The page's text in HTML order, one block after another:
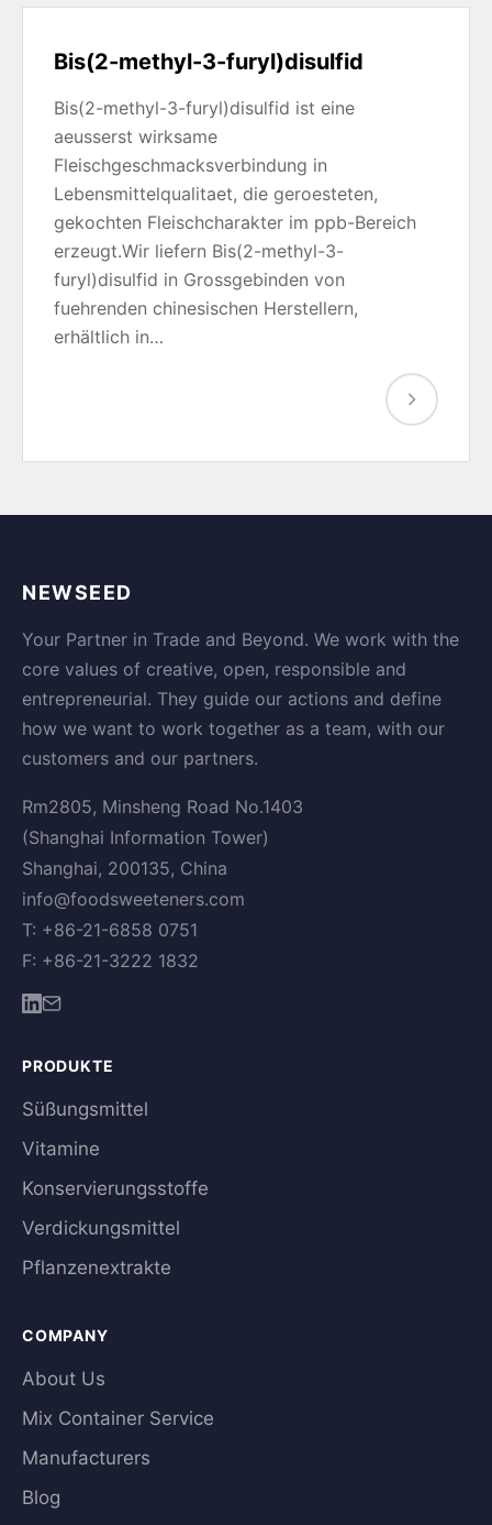
Bis(2-methyl-3-furyl)disulfid
Bis(2-methyl-3-furyl)disulfid ist eine
aeusserst wirksame
Fleischgeschmacksverbindung in
Lebensmittelqualitaet, die geroesteten,
gekochten Fleischcharakter im ppb-Bereich
erzeugt.Wir liefern Bis(2-methyl-3-
furyl)disulfid in Grossgebinden von
fuehrenden chinesischen Herstellern,
erhältlich in…
NEWSEED
Your Partner in Trade and Beyond. We work with the
core values of creative, open, responsible and
entrepreneurial. They guide our actions and define
how we want to work together as a team, with our
customers and our partners.
Rm2805, Minsheng Road No.1403
(Shanghai Information Tower)
Shanghai, 200135, China
info@foodsweeteners.com
T: +86-21-6858 0751
F: +86-21-3222 1832
PRODUKTE
Süßungsmittel
Vitamine
Konservierungsstoffe
Verdickungsmittel
Pflanzenextrakte
COMPANY
About Us
Mix Container Service
Manufacturers
Blog